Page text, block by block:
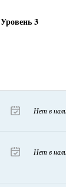
Уровень 3
Нет в
Нет в